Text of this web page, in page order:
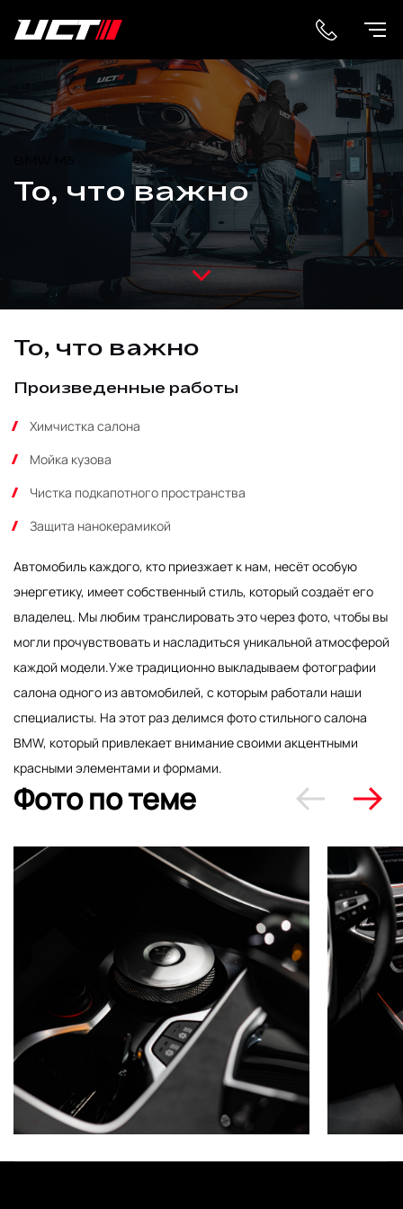
То, что важно
То, что важно
Произведенные работы
Химчистка салона
Мойка кузова
Чистка подкапотного пространства
Защита нанокерамикой
Автомобиль каждого, кто приезжает к нам, несёт особую
энергетику, имеет собственный стиль, который создаёт его
владелец. Мы любим транслировать это через фото, чтобы вы
могли прочувствовать и насладиться уникальной атмосферой
каждой модели.Уже традиционно выкладываем фотографии
салона одного из автомобилей, с которым работали наши
специалисты. На этот раз делимся фото стильного салона
BMW, который привлекает внимание своими акцентными
красными элементами и формами.
Фото по теме